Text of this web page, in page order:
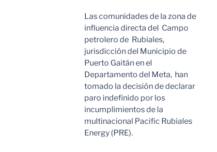
Las comunidades de la zona de
influencia directa del Campo
petrolero de Rubiales,
jurisdicción del Municipio de
Puerto Gaitán en el
Departamento del Meta, han
tomado la decisión de declarar
paro indefinido por los
incumplimientos de la
multinacional Pacific Rubiales
Energy (PRE).